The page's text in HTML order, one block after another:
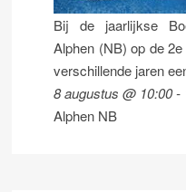
Bij de jaarlijkse
Alphen (NB) op de
verschillende jaren
8 augustus @ 10:00-
Alphen NB